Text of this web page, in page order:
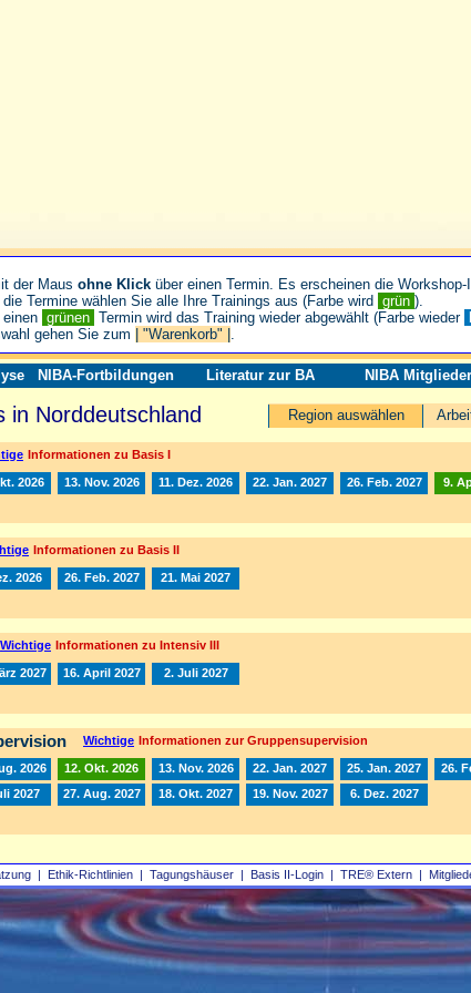
| Ethik-Richtlinien | Tagungshäuser | Basis II‑Login | TRE® Extern |
NIBA-Fortbildungen Literatur zur BA NIBA Mitglieder
in Norddeutschland Region auswählen
Informationen zu Basis I
2026 13. Nov. 2026 11. Dez. 2026 22. Jan. 2027 26. Feb. 2027 9.
Informationen zu Basis II
2026 26. Feb. 2027 21. Mai 2027
Wichtige Informationen zu Intensiv III
2027 16. April 2027 2. Juli 2027
Wichtige Informationen zur Gruppensupervision
2026 12. Okt. 2026 13. Nov. 2026 22. Jan. 2027 25. Jan. 2027 26.
2027 27. Aug. 2027 18. Okt. 2027 19. Nov. 2027 6. Dez. 2027
der Maus ohne Klick über einen Termin. Es erscheinen die Workshop-
Termine wählen Sie alle Ihre Trainings aus (Farbe wird grün ).
grünen Termin wird das Training wieder abgewählt (Farbe wieder
gehen Sie zum
| "Warenkorb" | .